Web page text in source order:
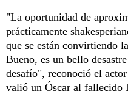
"La oportunidad de
prácticamente
que se están convirtiendo
Bueno, es un bello
desafío", reconoció el
valió un Óscar al fallecido